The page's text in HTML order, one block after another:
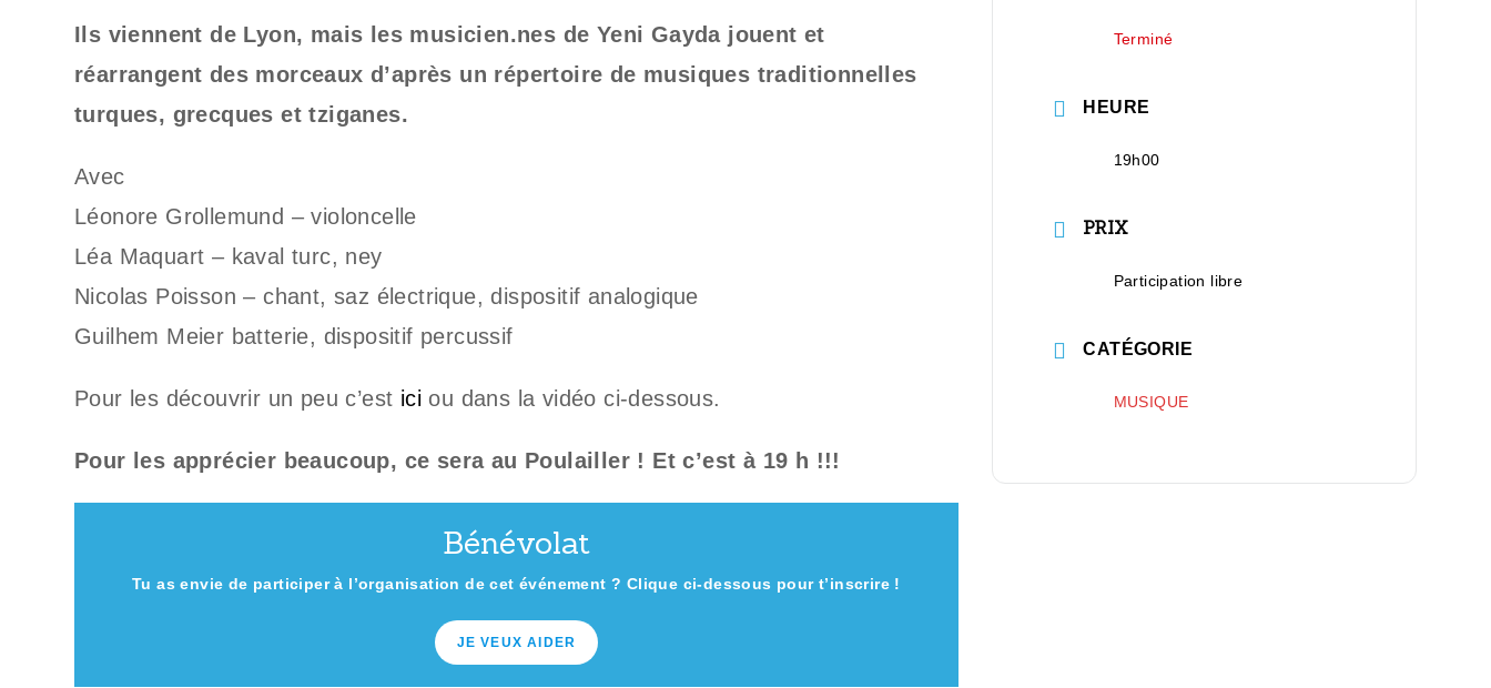
Ils viennent de Lyon, mais les musicien.nes de Yeni Gayda jouent et
réarrangent des morceaux d’après un répertoire de musiques traditionnelles
turques, grecques et tziganes.
Avec
Léonore Grollemund – violoncelle
Léa Maquart – kaval turc, ney
Nicolas Poisson – chant, saz électrique, dispositif analogique
Guilhem Meier batterie, dispositif percussif
Pour les découvrir un peu c’est ici ou dans la vidéo ci-dessous.
Pour les apprécier beaucoup, ce sera au Poulailler ! Et c’est à 19 h !!!
Bénévolat
Tu as envie de participer à l’organisation de cet événement ? Clique ci-dessous pour t’inscrire !
JE VEUX AIDER
Terminé
HEURE
19h00
PRIX
Participation libre
CATÉGORIE
MUSIQUE